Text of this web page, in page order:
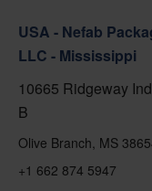
USA - Nefab
LLC - Mississippi
10665 Ridgeway
B
Olive Branch, MS
+1 662 874 5947